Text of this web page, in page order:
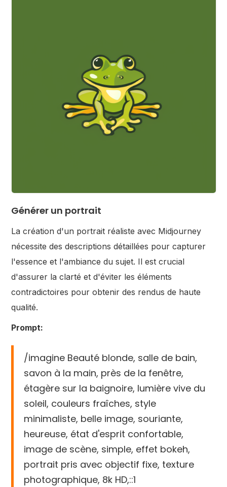
Générer un portrait
La création d'un portrait réaliste avec Midjourney
nécessite des descriptions détaillées pour capturer
l'essence et l'ambiance du sujet. Il est crucial
d'assurer la clarté et d'éviter les éléments
contradictoires pour obtenir des rendus de haute
qualité.
Prompt:
/imagine Beauté blonde, salle de bain,
savon à la main, près de la fenêtre,
étagère sur la baignoire, lumière vive du
soleil, couleurs fraîches, style
minimaliste, belle image, souriante,
heureuse, état d'esprit confortable,
image de scène, simple, effet bokeh,
portrait pris avec objectif fixe, texture
photographique, 8k HD,::1